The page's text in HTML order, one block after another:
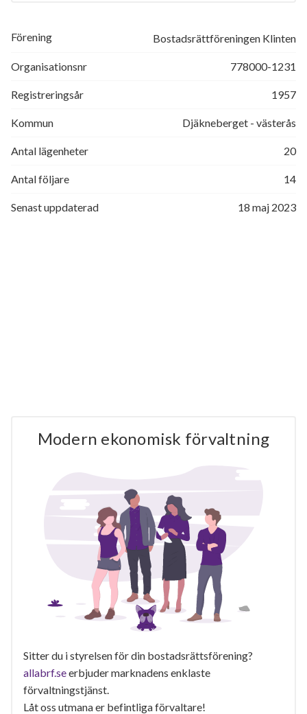
Förening Bostadsrättföreningen Klinten
Organisationsnr 778000-1231
Registreringsår 1957
Kommun Djäkneberget - västerås
Antal lägenheter 20
Antal följare 14
Senast uppdaterad 18 maj 2023
Modern ekonomisk förvaltning
Sitter du i styrelsen för din bostadsrättsförening?
allabrf.seerbjuder marknadens enklaste
förvaltningstjänst.
Låt oss utmana er befintliga förvaltare!